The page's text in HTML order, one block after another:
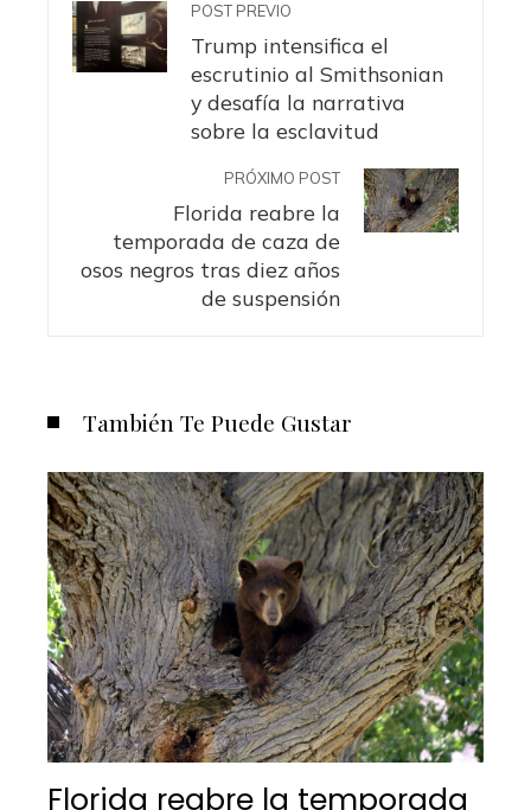
POST PREVIO
Trump intensifica el
escrutinio al Smithsonian
y desafía la narrativa
sobre la esclavitud
PRÓXIMO POST
Florida reabre la
temporada de caza de
osos negros tras diez años
de suspensión
También Te Puede Gustar
Florida reabre la temporada